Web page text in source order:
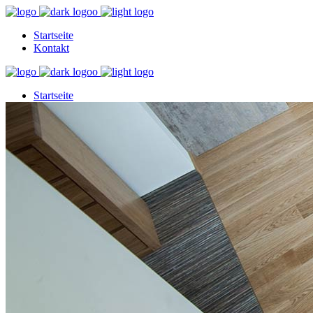
Startseite
Kontakt
Startseite
Kontakt
Startseite
Kontakt